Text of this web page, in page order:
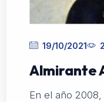
19/10/2021
Almirante
En el año